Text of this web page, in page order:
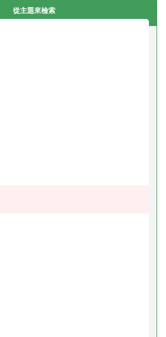
從主題來檢索